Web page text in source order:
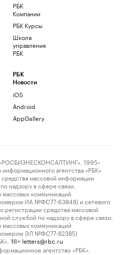
РБК
Компании
РБК Курсы
Школа
управления
РБК
РБК
Новости
iOS
Android
AppGallery
1995–
агентства «РБК»
массовой информации
надзору в сфере связи,
коммуникаций
ИА №ФС77-63848) и сетевого
регистрации средства массовой
службой по надзору в сфере связи,
коммуникаций
ЭЛ №ФС77-82385)
18+ letters@rbc.ru
агентство «РБК».